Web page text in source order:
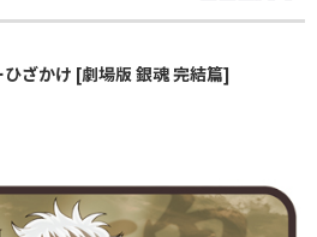
ざかけ [劇場版 銀魂 完結篇]